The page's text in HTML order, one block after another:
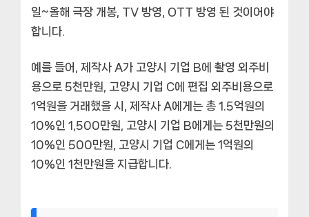
일~올해 극장 개봉, TV 방영, OTT 방영 된 것이어야
합니다.
예를 들어, 제작사 A가 고양시 기업 B에 촬영 외주비
용으로 5천만원, 고양시 기업 C에 편집 외주비용으로
1억원을 거래했을 시, 제작사 A에게는 총 1.5억원의
10%인 1,500만원, 고양시 기업 B에게는 5천만원의
10%인 500만원, 고양시 기업 C에게는 1억원의
10%인 1천만원을 지급합니다.